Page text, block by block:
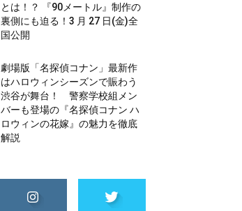
とは！？ 『90メートル』制作の
裏側にも迫る！3 月 27 日(金)全
国公開
劇場版「名探偵コナン」最新作
はハロウィンシーズンで賑わう
渋谷が舞台！ 警察学校組メン
バーも登場の『名探偵コナン ハ
ロウィンの花嫁』の魅力を徹底
解説